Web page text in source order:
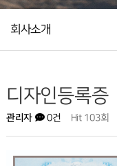
회사소개
디자인등록증
관리자 0건 Hit 103회